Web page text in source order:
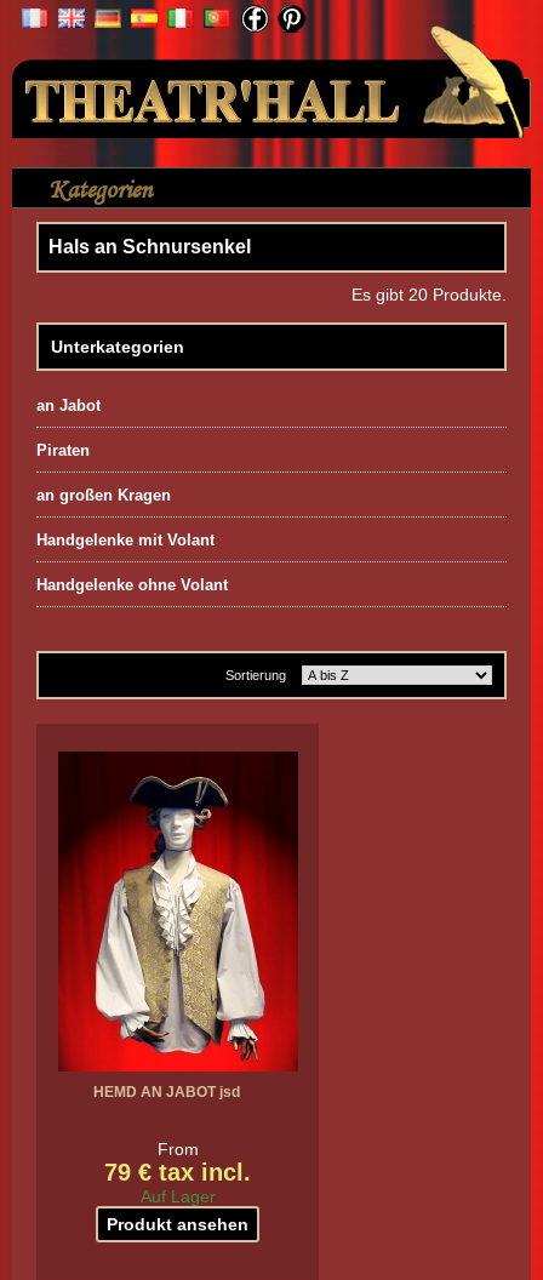
Ihr Konto
Kategorien
Hemd > Hals an Schnursenkel
Hals an Schnursenkel
Es gibt 20 Produkte.
Unterkategorien
an Jabot
Piraten
an großen Kragen
Handgelenke mit Volant
Handgelenke ohne Volant
Sortierung
HEMD AN JABOT jsd
From
79 € tax incl.
Auf Lager
Produkt ansehen